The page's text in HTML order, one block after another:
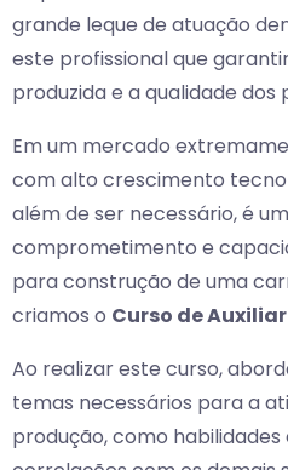
grande leque de atuação
este profissional que
produzida e a qualidade dos
Em um mercado
com alto crescimento
além de ser necessário, é
comprometimento e
para construção de uma
criamos o Curso de
Ao realizar este curso,
temas necessários para a
produção, como habilidades